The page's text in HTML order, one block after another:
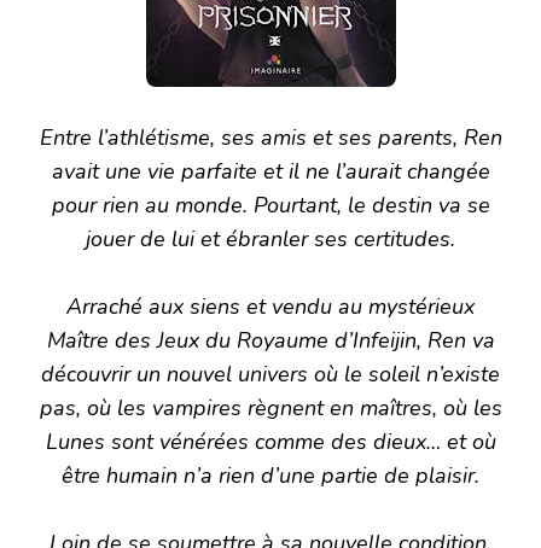
Entre l’athlétisme, ses amis et ses parents, Ren
avait une vie parfaite et il ne l’aurait changée
pour rien au monde. Pourtant, le destin va se
jouer de lui et ébranler ses certitudes.
Arraché aux siens et vendu au mystérieux
Maître des Jeux du Royaume d’Infeijin, Ren va
découvrir un nouvel univers où le soleil n’existe
pas, où les vampires règnent en maîtres, où les
Lunes sont vénérées comme des dieux… et où
être humain n’a rien d’une partie de plaisir.